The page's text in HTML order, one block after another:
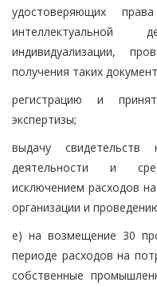
удостоверяющих
интеллектуальной
индивидуализации,
получения таких
регистрацию и
экспертизы;
выдачу свидетельств
деятельности и
исключением расходов
организации и
е) на возмещение 30
периоде расходов на
собственные